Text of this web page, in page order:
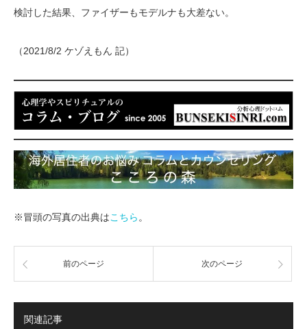
検討した結果、ファイザーもモデルナも大差ない。
（2021/8/2 ケゾえもん 記）
※冒頭の写真の出典はこちら。
前のページ 次のページ
関連記事